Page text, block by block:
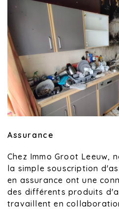
Assurance
Chez Immo Groot Leeuw,
la simple souscription
en assurance ont une
des différents produits
travaillent en